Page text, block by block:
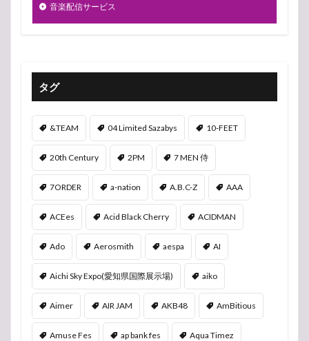
音楽配信サービス
タグ
&TEAM 04 Limited Sazabys 10-FEET
20th Century 2PM 7 MEN 侍
7ORDER a-nation A.B.C-Z AAA
ACEes Acid Black Cherry ACIDMAN
Ado Aerosmith aespa AI
Aichi Sky Expo(愛知県国際展示場) aiko
Aimer AIR JAM AKB48 AmBitious
Amuse Fes ap bank fes Aqua Timez